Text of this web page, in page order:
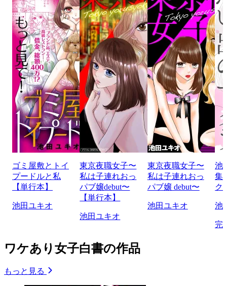
ゴミ屋敷とトイ
プードルと私
【単行本】
池田ユキオ
東京夜職女子〜
私は子連れおっ
パブ嬢debut〜
【単行本】
池田ユキオ
東京夜職女子〜
私は子連れおっ
パブ嬢 debut〜
池田ユキオ
池
集
ク
池
完
ワケあり女子白書の作品
もっと見る